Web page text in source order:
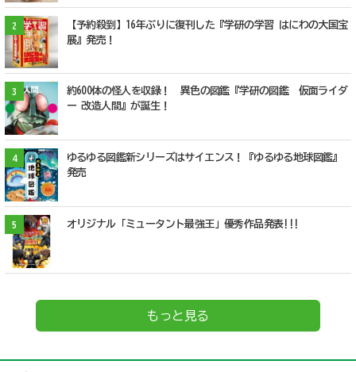
2
【予約殺到】16年ぶりに復刊した『学研の学習 はにわの大国宝
展』発売！
3
約600体の怪人を収録！ 異色の図鑑『学研の図鑑 仮面ライダ
ー 改造人間』が誕生！
4
ゆるゆる図鑑新シリーズはサイエンス！『ゆるゆる地球図鑑』
発売
5 オリジナル「ミュータント最強王」優秀作品発表!!!
もっと見る